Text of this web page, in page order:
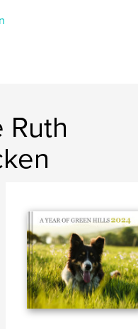
Ruth